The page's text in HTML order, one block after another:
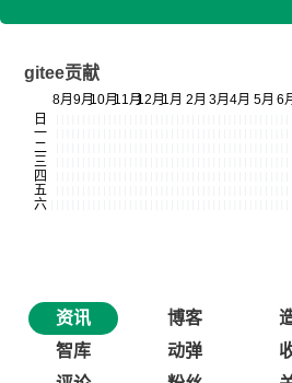
gitee贡献
资讯 博客
智库
动弹